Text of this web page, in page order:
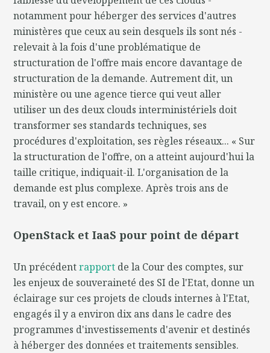
notamment pour héberger des services d'autres
ministères que ceux au sein desquels ils sont nés -
relevait à la fois d'une problématique de
structuration de l'offre mais encore davantage de
structuration de la demande. Autrement dit, un
ministère ou une agence tierce qui veut aller
utiliser un des deux clouds interministériels doit
transformer ses standards techniques, ses
procédures d'exploitation, ses règles réseaux... « Sur
la structuration de l'offre, on a atteint aujourd'hui la
taille critique, indiquait-il. L'organisation de la
demande est plus complexe. Après trois ans de
travail, on y est encore. »
OpenStack et IaaS pour point de départ
Un précédentrapport de la Cour des comptes, sur
les enjeux de souveraineté des SI de l'Etat, donne un
éclairage sur ces projets de clouds internes à l'Etat,
engagés il y a environ dix ans dans le cadre des
programmes d'investissements d'avenir et destinés
à héberger des données et traitements sensibles.